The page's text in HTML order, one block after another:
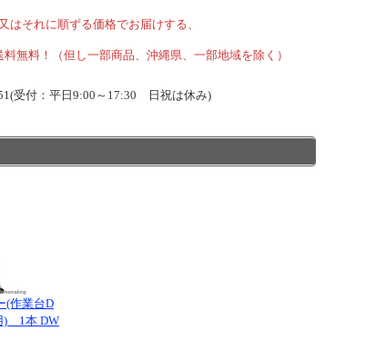
それに順ずる価格でお届けする、
無料！（但し一部商品、沖縄県、一部地域を除く）
受付：平日9:00～17:30 日祝は休み)
(作業台D
) 1本 DW